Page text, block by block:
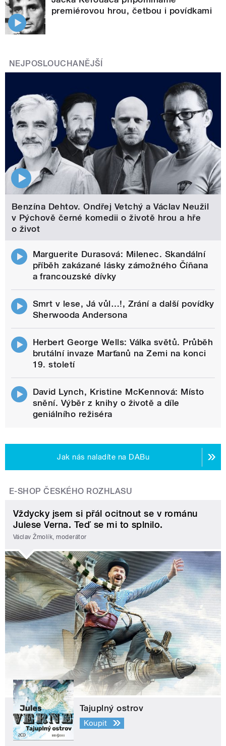
premiérovou hrou, četbou i povídkami
NEJPOSLOUCHANĚJŠÍ
Benzína Dehtov. Ondřej Vetchý a Václav Neužil
v Pýchově černé komedii o životě hrou a hře
o život
Marguerite Durasová: Milenec. Skandální
příběh zakázané lásky zámožného Číňana
a francouzské dívky
Smrt v lese, Já vůl…!, Zrání a další povídky
Sherwooda Andersona
Herbert George Wells: Válka světů. Průběh
brutální invaze Marťanů na Zemi na konci
19. století
David Lynch, Kristine McKennová: Místo
snění. Výběr z knihy o životě a díle
geniálního režiséra
Jak nás naladíte na DABu
E-SHOP ČESKÉHO ROZHLASU
Vždycky jsem si přál ocitnout se v románu
Julese Verna. Teď se mi to splnilo.
Václav Žmolík, moderátor
Tajuplný ostrov
Koupit